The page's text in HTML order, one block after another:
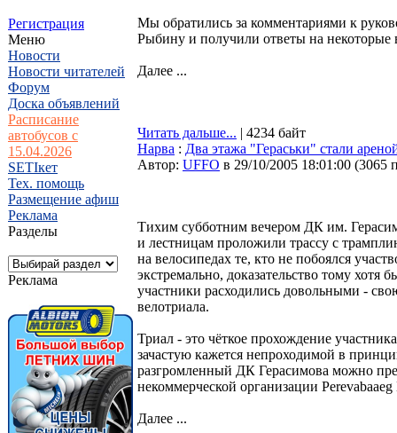
Регистрация
Меню
Новости
Новости читателей
Форум
Доска объявлений
Расписание
автобусов с
15.04.2026
SETIкет
Тех. помощь
Размещение афиш
Реклама
Разделы
Реклама
Мы обратились за комментариями к
Рыбину и получили ответы на некоторые
Далее ...
Читать дальше... | 4234 байт
Нарва : Два этажа "Гераськи" стали
Автор: UFFO в 29/10/2005 18:01:00 (3065
Тихим субботним вечером ДК им.
и лестницам проложили трассу с
на велосипедах те, кто не побоялся
экстремально, доказательство тому
участники расходились довольными -
велотриала.
Триал - это чёткое прохождение
зачастую кажется непроходимой в
разгромленный ДК Герасимова можно
некоммерческой организации
Далее ...